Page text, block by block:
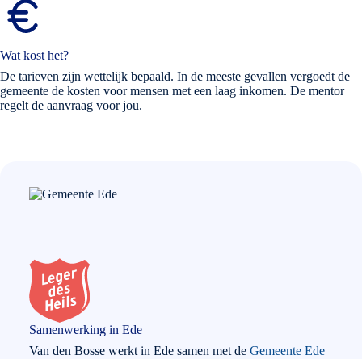
Wat kost het?
De tarieven zijn wettelijk bepaald. In de meeste gevallen vergoedt de
gemeente de kosten voor mensen met een laag inkomen. De mentor
regelt de aanvraag voor jou.
Samenwerking in Ede
Van den Bosse werkt in Ede samen met de Gemeente Ede